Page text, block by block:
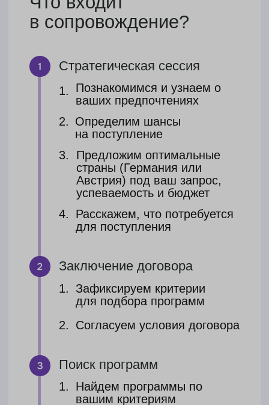
Поступление +
ВНЖ + виза
Стоимость
288 900 ₽
Есть возможность
оплатить в рассрочку
Поможем заполнить анкеты и
формуляры на визу D
Подбор и подача на 1 программу
(подготовительное отделение)
карточки ВНЖ
Вcё, что входит в вариант
Изучим вашу ситуацию и составим
перечень необходимых документов
Поможем с заполнением анкет
и формуляров на немецком языке
317 900 ₽